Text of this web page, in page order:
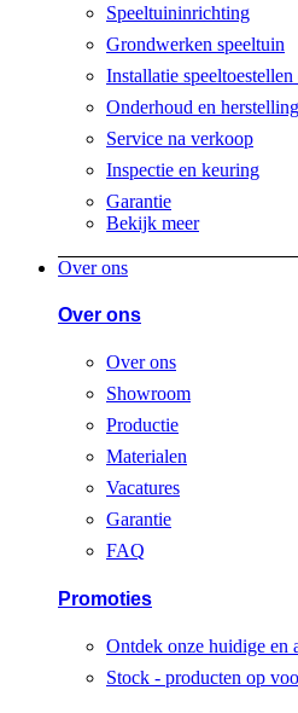
Speeltuininrichting
Grondwerken speeltuin
Installatie
Onderhoud en
Service na verkoop
Inspectie en keuring
Garantie
Bekijk meer
Over ons
Over ons
Over ons
Showroom
Productie
Materialen
Vacatures
Garantie
FAQ
Promoties
Ontdek onze huidige en
Stock - producten op